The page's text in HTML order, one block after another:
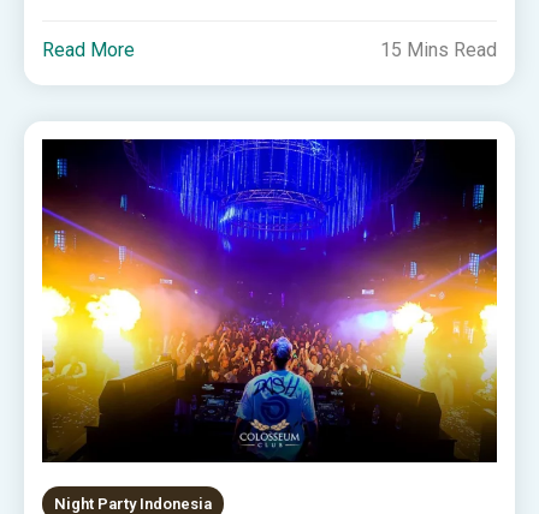
Read More 15 Mins Read
Night Party Indonesia